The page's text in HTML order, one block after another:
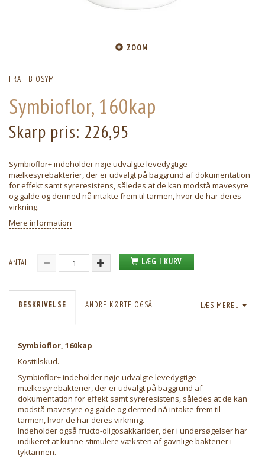
ZOOM
FRA: BIOSYM
Symbioflor, 160kap
Skarp pris: 226,95
Symbioflor+ indeholder nøje udvalgte levedygtige
mælkesyrebakterier, der er udvalgt på baggrund af dokumentation
for effekt samt syreresistens, således at de kan modstå mavesyre
og galde og dermed nå intakte frem til tarmen, hvor de har deres
virkning.
Mere information
ANTAL LÆG I KURV
LÆS MERE...
BESKRIVELSE ANDRE KØBTE OGSÅ
Symbioflor, 160kap
Kosttilskud.
Symbioflor+ indeholder nøje udvalgte levedygtige
mælkesyrebakterier, der er udvalgt på baggrund af
dokumentation for effekt samt syreresistens, således at de kan
modstå mavesyre og galde og dermed nå intakte frem til
tarmen, hvor de har deres virkning.
Indeholder også fructo-oligosakkarider, der i undersøgelser har
indikeret at kunne stimulere væksten af gavnlige bakterier i
tyktarmen.